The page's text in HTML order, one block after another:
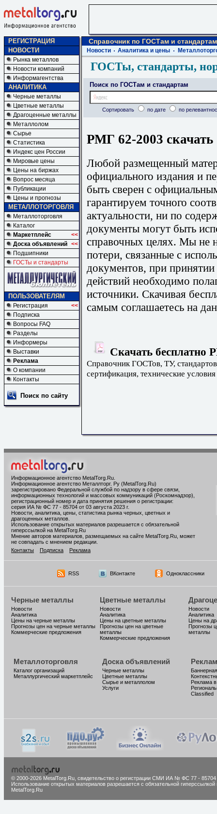
РЕГИСТРАЦИЯ
НОВОСТИ
Рынка металлов
Новости компаний
Информагентства
АНАЛИТИКА
Черные металлы
Цветные металлы
Драгоценные металлы
Металлолом
Сырье
Статистика
Индекс цен России
Мировые цены
Цены на биржах
Вопрос месяца
Публикации
Цены и прогнозы
МЕТАЛЛОТОРГОВЛЯ
Металлоторговля
Каталог
Маркетплейс
<<
Доска объявлений <<
Подшипники
ГОСТы и стандарты
ПОЛЬЗОВАТЕЛЯМ
Регистрация
<<
Подписка
Вопросы FAQ
Разделы
Информеры
Выставки
Реклама
О компании
Контакты
Поиск по сайту
Справочник по ГОСТам и стандартам
Новости Аналитика и цены
ГОСТы, стандарты,
Поиск по ГОСТам и стандартам
Сортировать по дате по
РМГ 62-2003 скачать
Любой размещенный
официального издания и
быть сверен с
гарантируем точного
актуальности, ни по
документы могут быть
справочных целях. Мы не
потери, связанные с
документов, при
действий необходимо
источники. Скачивая
самым соглашаетесь на
Скачать бесплатно
Справочник ГОСТов, ТУ,
сертификация, технические условия
Информационное агентство MetalTorg.Ru
Информационное агентство Металлторг. Ру (MetalTorg.Ru)
зарегистрировано Федеральной службой по надзору в сфере связи,
информационных технологий и массовых коммуникаций (Роскомнадзор),
регистрационный номер и дата принятия решения о регистрации:
серия ИА № ФС 77 - 85704 от 03 августа 2023 г.
Новости, аналитика, цены, статистика рынка черных, цветных и
драгоценных металлов.
Использование открытых материалов разрешается с обязательной
гиперссылкой на MetalTorg.Ru
Мнение авторов материалов, размещаемых на сайте MetalTorg.Ru, может
не совпадать с мнением редакции.
Контакты
Подписка Реклама
RSS ВКонтакте Одноклассники
Черные металлы
Новости
Аналитика
Цены на черные металлы
Прогнозы цен на черные металлы
Коммерческие предложения
Цветные металлы
Новости
Аналитика
Цены на цветные металлы
Прогнозы цен на цветные
металлы
Коммерческие предложения
Новости
Аналитика
Цены на
Прогнозы
металлы
Металлоторговля
Каталог организаций
Металлургический маркетплейс
Доска объявлений
Черные металлы
Цветные металлы
Сырье и металлолом
Услуги
Реклама
Classified
© 2000-2026 MetalTorg.Ru, cвидетельство о регистрации СМИ ИА № ФС 77 - 85704
Использование открытых материалов разрешается с обязательной гиперссылкой
MetalTorg.Ru